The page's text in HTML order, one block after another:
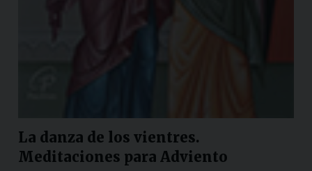
La danza de los vientres.
Meditaciones para Adviento